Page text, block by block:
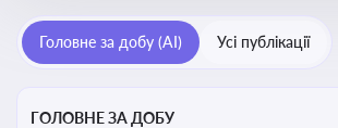
Головне за добу (AI) Усі публікації
ГОЛОВНЕ ЗА ДОБУ